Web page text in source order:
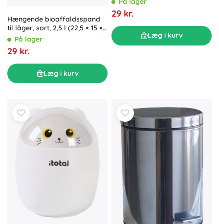
Hængende bioaffaldsspand
til låger, sort, 2,5 l (22,5 × 15 ×
13,5 cm)
På lager
29 kr.
Læg i kurv
29 kr.
Læg i kurv